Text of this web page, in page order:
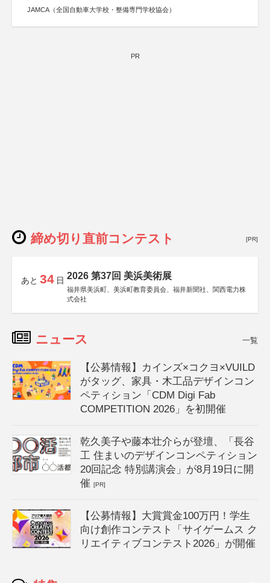
JAMCA（全国自動車大学校・整備専門学校協会）
PR
締め切り直前コンテスト [PR]
あと 34 日 2026 第37回 美浜美術展
福井県美浜町、美浜町教育委員会、福井新聞社、関西電力株
式会社
ニュース 一覧
【公募情報】カインズ×コクヨ×VUILD
がタッグ、家具・木工品デザインコン
ペティション「CDM Digi Fab
COMPETITION 2026」を初開催
乾久美子や藤本壮介らが登壇、「長谷
工 住まいのデザインコンペティション
20回記念 特別講演会」が8月19日に開
催[PR]
【公募情報】大賞賞金100万円！学生
向け創作コンテスト「サイゲームス ク
リエイティブコンテスト2026」が開催